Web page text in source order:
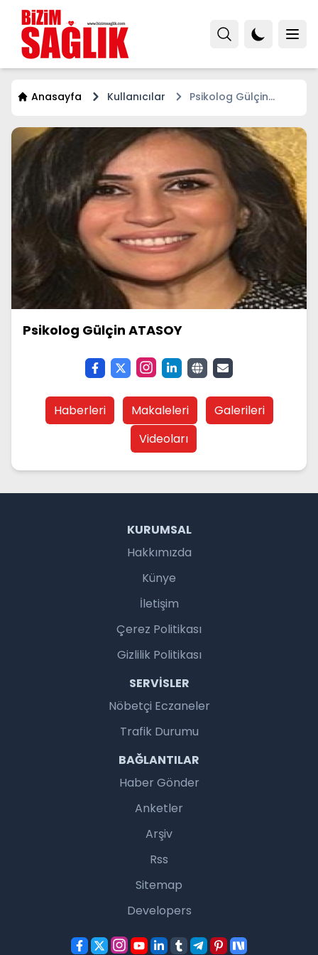
Anasayfa Kullanıcılar
Psikolog Gülçin
Psikolog Gülçin ATASOY
Haberleri Makaleleri
Galerileri
Videoları
KURUMSAL
Hakkımızda
Künye
İletişim
Çerez Politikası
Gizlilik Politikası
SERVISLER
Nöbetçi Eczaneler
Trafik Durumu
BAĞLANTILAR
Haber Gönder
Anketler
Arşiv
Rss
Sitemap
Developers